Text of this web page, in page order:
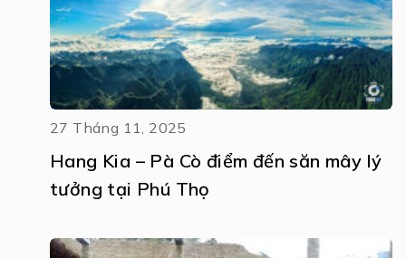
27 Tháng 11, 2025
Hang Kia – Pà Cò điểm đến săn mây lý
tưởng tại Phú Thọ